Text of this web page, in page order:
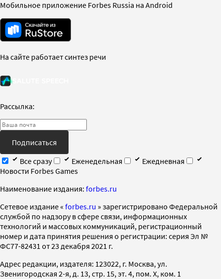
Мобильное приложение Forbes Russia на Android
На сайте работает синтез речи
Рассылка:
Подписаться
Все сразу
Еженедельная
Ежедневная
Новости Forbes Games
Наименование издания: forbes.ru
Cетевое издание « forbes.ru » зарегистрировано Федеральной
службой по надзору в сфере связи, информационных
технологий и массовых коммуникаций, регистрационный
номер и дата принятия решения о регистрации: серия Эл №
ФС77-82431 от 23 декабря 2021 г.
Адрес редакции, издателя: 123022, г. Москва, ул.
Звенигородская 2-я, д. 13, стр. 15, эт. 4, пом. X, ком. 1